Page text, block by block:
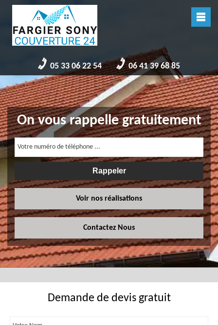
05 33 06 22 54 06 41 39 68 85
On vous rappelle gratuitement
Voir nos réalisations
Contactez Nous
Demande de devis gratuit